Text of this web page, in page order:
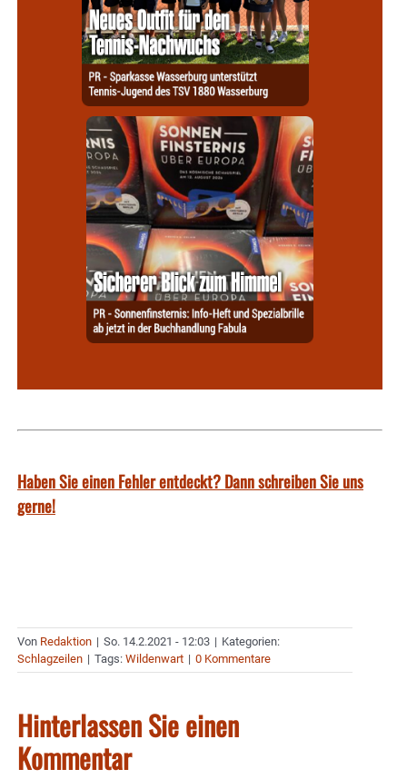
Haben Sie einen Fehler entdeckt? Dann schreiben Sie uns
gerne!
Von Redaktion | So. 14.2.2021 - 12:03 | Kategorien:
Schlagzeilen | Tags: Wildenwart | 0 Kommentare
Hinterlassen Sie einen
Kommentar